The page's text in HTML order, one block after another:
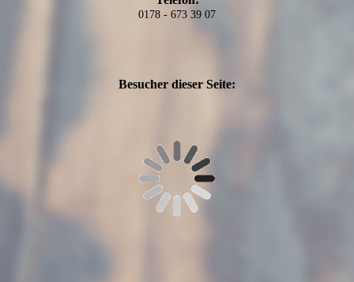
0178 - 673 39 07
Besucher dieser Seite: